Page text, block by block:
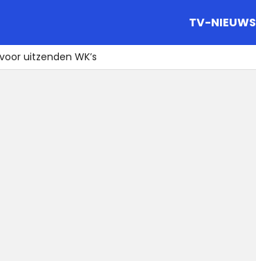
TV-NIEUWS
uitzenden WK’s